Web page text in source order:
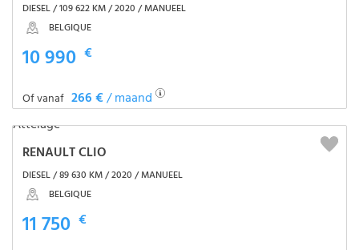
DIESEL / 109 622 KM / 2020 / MANUEEL
BELGIQUE
10 990 €
Of vanaf 266 €/ maand
RENAULT CLIO
DIESEL / 89 630 KM / 2020 / MANUEEL
BELGIQUE
11 750 €